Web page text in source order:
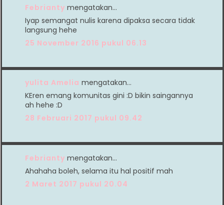
Febrianty mengatakan…
Iyap semangat nulis karena dipaksa secara tidak
langsung hehe
25 November 2016 pukul 06.13
yulita Amelia mengatakan…
KEren emang komunitas gini :D bikin saingannya
ah hehe :D
28 Februari 2017 pukul 09.42
Febrianty mengatakan…
Ahahaha boleh, selama itu hal positif mah
2 Maret 2017 pukul 20.04